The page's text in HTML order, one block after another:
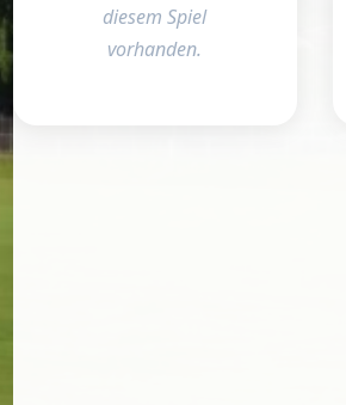
diesem Spiel
vorhanden.